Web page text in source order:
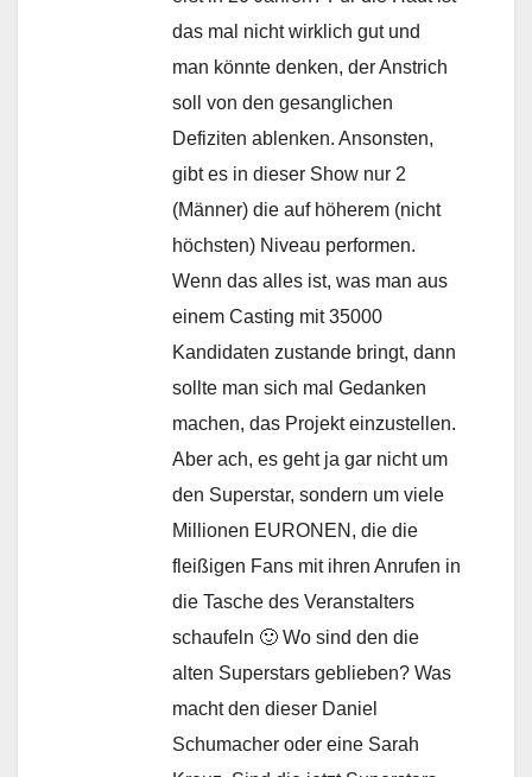
das mal nicht wirklich gut und
man könnte denken, der Anstrich
soll von den gesanglichen
Defiziten ablenken. Ansonsten,
gibt es in dieser Show nur 2
(Männer) die auf höherem (nicht
höchsten) Niveau performen.
Wenn das alles ist, was man aus
einem Casting mit 35000
Kandidaten zustande bringt, dann
sollte man sich mal Gedanken
machen, das Projekt einzustellen.
Aber ach, es geht ja gar nicht um
den Superstar, sondern um viele
Millionen EURONEN, die die
fleißigen Fans mit ihren Anrufen in
die Tasche des Veranstalters
schaufeln 🙂 Wo sind den die
alten Superstars geblieben? Was
macht den dieser Daniel
Schumacher oder eine Sarah